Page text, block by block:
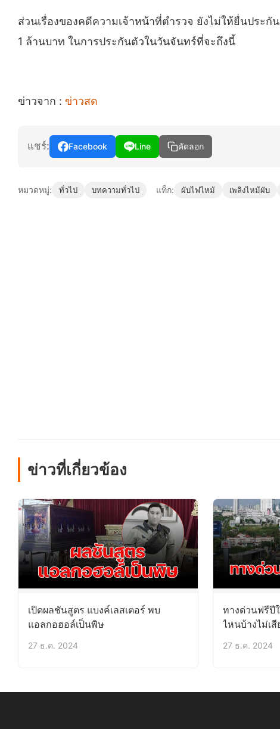
ส่วนเรื่องของคดีความเจ้าหน้าที่ตำรวจ ยังไม่ให้ยื่นปร
1 ล้านบาท ในการประกันตัวในวันจันทร์ที่จะถึงนี้
ข่าวจาก : ข่าวสด
แชร์: Facebook Line คัดลอก
หมวดหมู่: ทั่วไป บทความทั่วไป แท็ก: ผับไฟไหม้ เพลิงไหม้ผับ
ข่าวที่เกี่ยวข้อง
เปิดผลชันสูตร แบงค์เลสเตอร์ พบ
แอลกอฮอล์เป็นพิษ
27 ธ.ค. 2024
ทางด่วนฟรีปี
ไหนบ้างไม่เ
27 ธ.ค. 2024